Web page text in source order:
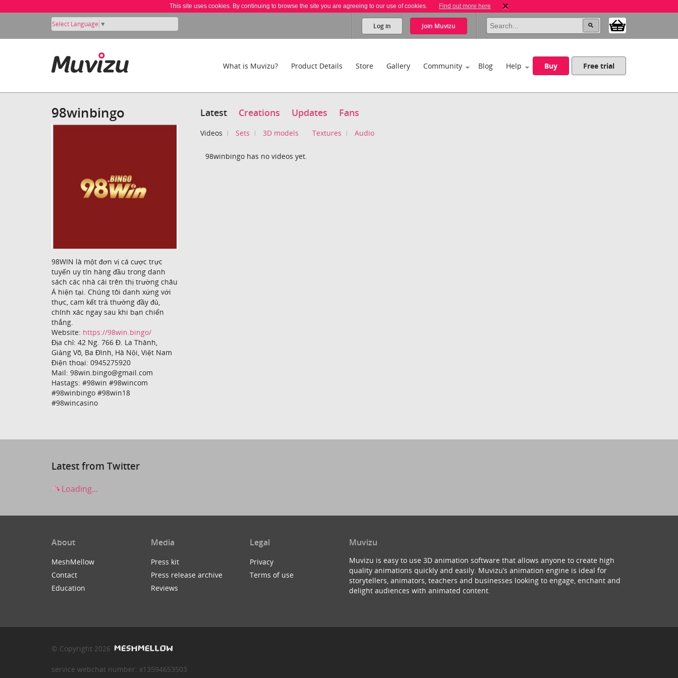
This site uses cookies. By continuing to browse the site you are agreeing to our use of cookies. Find out more here
Select Language ▼ Log in Join Muvizu
What is Muvizu? Product Details Store Gallery Community Blog Help Buy Free trial
98winbingo
98WIN là một đơn vị cá cược trực
tuyến uy tín hàng đầu trong danh
sách các nhà cái trên thị trường châu
Á hiện tại. Chúng tôi danh xứng với
thực, cam kết trả thưởng đầy đủ,
chính xác ngay sau khi bạn chiến
thắng.
Website: https://98win.bingo/
Địa chỉ: 42 Ng. 766 Đ. La Thành,
Giảng Võ, Ba Đình, Hà Nội, Việt Nam
Điện thoại: 0945275920
Mail: 98win.bingo@gmail.com
Hastags: #98win #98wincom
#98winbingo #98win18
#98wincasino
Latest Creations Updates Fans
Videos Sets 3D models Textures Audio
98winbingo has no videos yet.
Latest from Twitter
Loading...
About
MeshMellow
Contact
Education
Media
Press kit
Press release archive
Reviews
Legal
Privacy
Terms of use
Muvizu
Muvizu is easy to use 3D animation software that allows anyone to create high
quality animations quickly and easily. Muvizu’s animation engine is ideal for
storytellers, animators, teachers and businesses looking to engage, enchant and
delight audiences with animated content.
© Copyright 2026
service webchat number: x13594653503